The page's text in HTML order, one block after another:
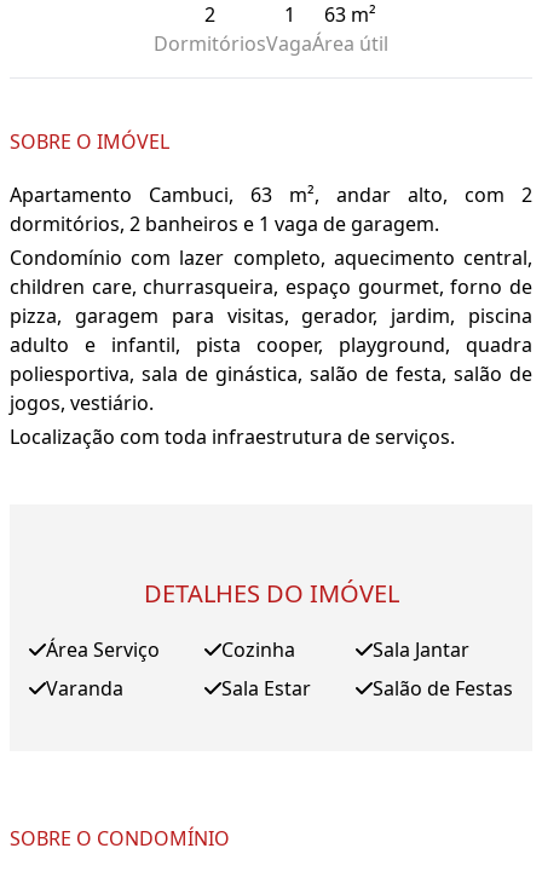
2
Dormitórios
1
Vaga
63 m²
Área útil
SOBRE O IMÓVEL
Apartamento Cambuci, 63 m², andar alto, com 2
dormitórios, 2 banheiros e 1 vaga de garagem.
Condomínio com lazer completo, aquecimento central,
children care, churrasqueira, espaço gourmet, forno de
pizza, garagem para visitas, gerador, jardim, piscina
adulto e infantil, pista cooper, playground, quadra
poliesportiva, sala de ginástica, salão de festa, salão de
jogos, vestiário.
Localização com toda infraestrutura de serviços.
DETALHES DO IMÓVEL
Área Serviço
Varanda
Cozinha
Sala Estar
Sala Jantar
Salão de Festas
SOBRE O CONDOMÍNIO